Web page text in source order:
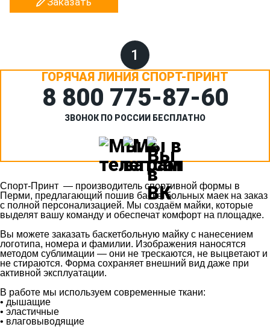
1
ГОРЯЧАЯ ЛИНИЯ СПОРТ-ПРИНТ
8 800 775‑87-60
ЗВОНОК ПО РОССИИ БЕСПЛАТНО
Спорт-Принт — производитель спортивной формы в
Перми, предлагающий пошив баскетбольных маек на заказ
с полной персонализацией. Мы создаём майки, которые
выделят вашу команду и обеспечат комфорт на площадке.
Вы можете заказать баскетбольную майку с нанесением
логотипа, номера и фамилии. Изображения наносятся
методом сублимации — они не трескаются, не выцветают и
не стираются. Форма сохраняет внешний вид даже при
активной эксплуатации.
В работе мы используем современные ткани:
• дышащие
• эластичные
• влаговыводящие